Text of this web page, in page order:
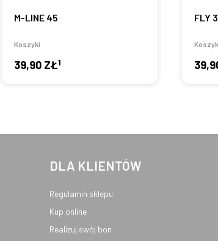
M-LINE 45
Koszyki
39,90 ZŁ1
FLY
DLA KLIENTÓW
Regulamin sklepu
Kup online
Realizuj swój bon